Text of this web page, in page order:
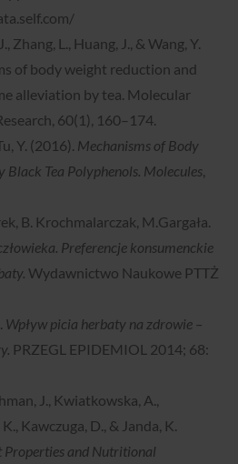
Zhang, L., Huang, J., & Wang, Y.
of body weight reduction and
alleviation by tea. Molecular
60(1), 160–174.
Y. (2016). Mechanisms of Body
Black Tea Polyphenols. Molecules,
B. Krochmalarczak, M.Gargała.
Preferencje konsumenckie
Wydawnictwo Naukowe PTTŻ
Wpływ picia herbaty na zdrowie –
PRZEGL EPIDEMIOL 2014; 68:
J., Kwiatkowska, A.,
Kawczuga, D., & Janda, K.
and Nutritional